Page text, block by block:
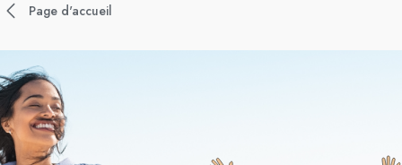
Page d'accueil